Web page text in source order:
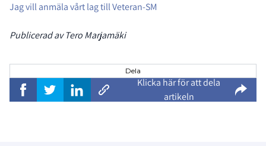
Jag vill anmäla vårt lag till Veteran-SM
Publicerad av Tero Marjamäki
Dela
Klicka här för att dela
artikeln